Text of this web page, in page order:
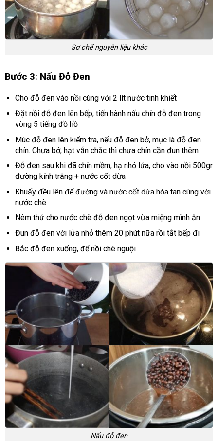
Sơ chế nguyên liệu khác
Bước 3: Nấu Đỗ Đen
Cho đỗ đen vào nồi cùng với 2 lít nước tinh khiết
Đặt nồi đỗ đen lên bếp, tiến hành nấu chín đỗ đen trong
vòng 5 tiếng đồ hồ
Múc đỗ đen lên kiểm tra, nếu đỗ đen bở, mục là đỗ đen
chín. Chưa bở, hạt vẫn chắc thì chưa chín cần đun thêm
Đỗ đen sau khi đã chín mềm, hạ nhỏ lửa, cho vào nồi 500gr
đường kính trắng + nước cốt dừa
Khuấy đều lên để đường và nước cốt dừa hòa tan cùng với
nước chè
Nêm thử cho nước chè đỗ đen ngọt vừa miệng mình ăn
Đun đỗ đen với lửa nhỏ thêm 20 phút nữa rồi tắt bếp đi
Bắc đỗ đen xuống, để nồi chè nguội
Nấu đỗ đen